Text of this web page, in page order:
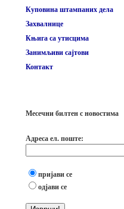
Куповина штампаних дела
Захвалнице
Књига са утисцима
Занимљиви сајтови
Контакт
Месечни билтен с новостима
Адреса ел. поште:
пријави се
одјави се